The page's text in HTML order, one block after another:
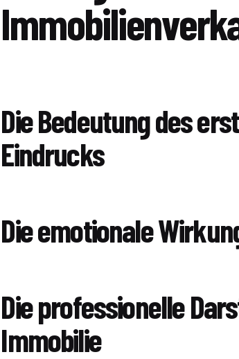
Die Bedeutung des
Eindrucks
Die emotionale
Die professionelle
Immobilie